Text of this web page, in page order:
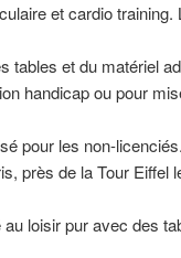
et cardio training.
tables et du matériel
handicap ou pour
pour les non-
près de la Tour Eiffel
loisir pur avec des